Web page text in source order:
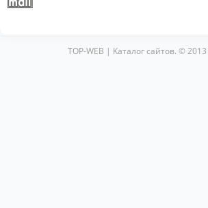
TOP-WEB | Каталог сайтов. ©